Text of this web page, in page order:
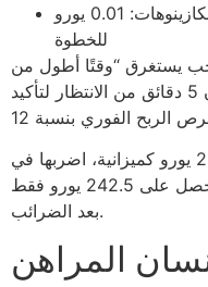
تكلفة دورة مجانية في معظم الكازينوهات: 0.01 يورو
للخطوة
يستغرق “وقتًا أطول من
مشاهدة فيلم كامل”، الحقيقة أن 5 دقائق من الانتظار لتأكيد
وإذا أردت أن تحسب النسبة، خذ 250 يورو كميزانية، اضربها في
0.97 (معدل الفعالية المتوقع)، ستحصل على 242.5 يورو فقط
بعد الضرائب.
المراهن